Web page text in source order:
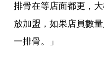
排骨在等店面都更，
放加盟，如果店員數
一排骨。」